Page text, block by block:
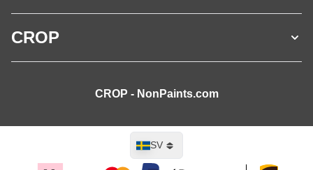
CROP
CROP - NonPaints.com
Språk
SV